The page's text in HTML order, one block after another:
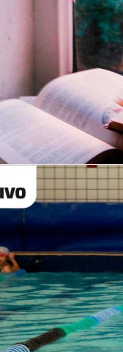
es
Bilingue - Anos
Finais
FUNDAMENTAL
Reduzidas
NOVOS
Contato